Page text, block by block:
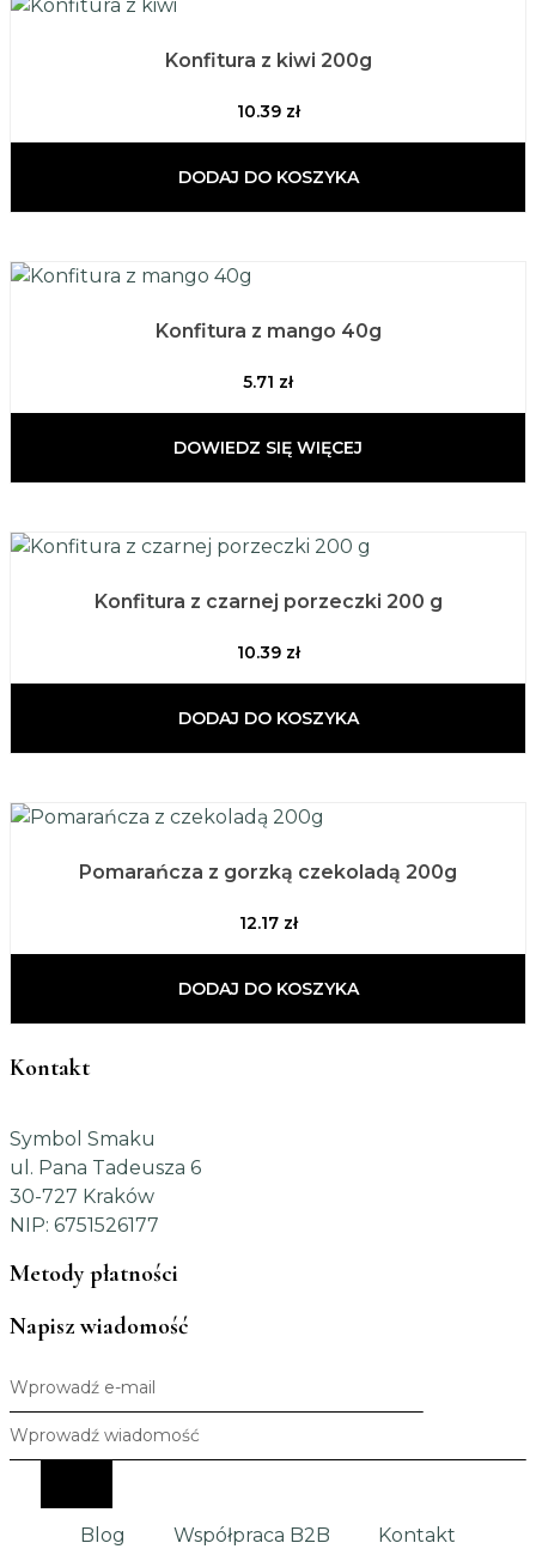
Konfitura z kiwi 200g
10.39 zł
DODAJ DO KOSZYKA
Konfitura z mango 40g
5.71 zł
DOWIEDZ SIĘ WIĘCEJ
Konfitura z czarnej porzeczki 200 g
10.39 zł
DODAJ DO KOSZYKA
Pomarańcza z gorzką czekoladą 200g
12.17 zł
DODAJ DO KOSZYKA
Kontakt
Symbol Smaku
ul. Pana Tadeusza 6
30-727 Kraków
NIP: 6751526177
Metody płatności
Napisz wiadomość
Blog Współpraca B2B Kontakt